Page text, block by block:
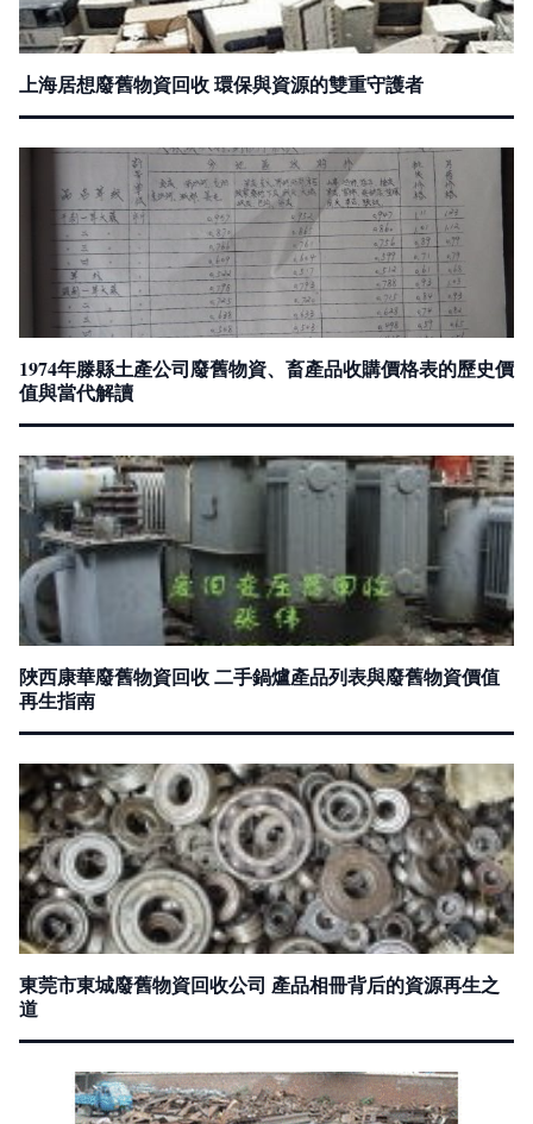
上海居想廢舊物資回收 環保與資源的雙重守護者
1974年滕縣土產公司廢舊物資、畜產品收購價格表的歷史價
值與當代解讀
陜西康華廢舊物資回收 二手鍋爐產品列表與廢舊物資價值
再生指南
東莞市東城廢舊物資回收公司 產品相冊背后的資源再生之
道